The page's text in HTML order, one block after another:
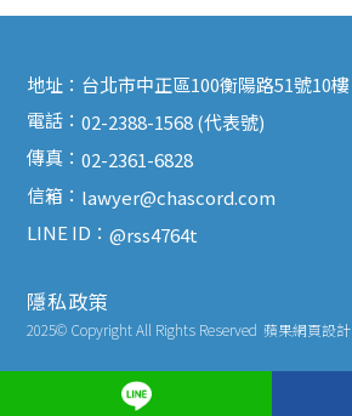
地址： 台北市中正區100衡陽路51號10樓
電話：02-2388-1568 (代表號)
傳真：02-2361-6828
信箱： lawyer@chascord.com
LINE ID：@rss4764t
隱私政策
2025© Copyright All Rights Reserved 蘋果網頁設計